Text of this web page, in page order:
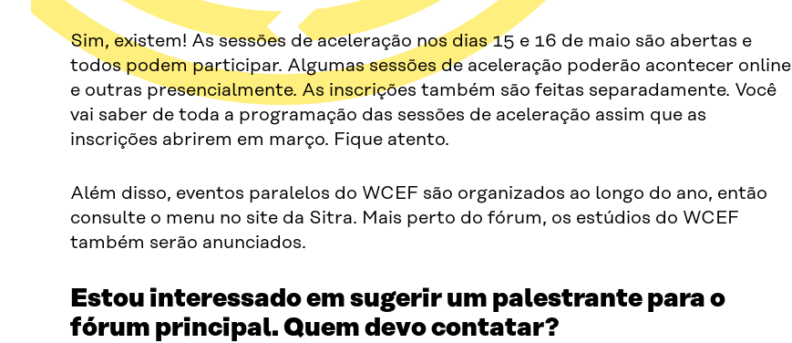
Sim, existem! As sessões de aceleração nos dias 15 e 16 de maio são abertas e
todos podem participar. Algumas sessões de aceleração poderão acontecer online
e outras presencialmente. As inscrições também são feitas separadamente. Você
vai saber de toda a programação das sessões de aceleração assim que as
inscrições abrirem em março. Fique atento.
Além disso, eventos paralelos do WCEF são organizados ao longo do ano, então
consulte o menu no site da Sitra. Mais perto do fórum, os estúdios do WCEF
também serão anunciados.
Estou interessado em sugerir um palestrante para o
fórum principal. Quem devo contatar?